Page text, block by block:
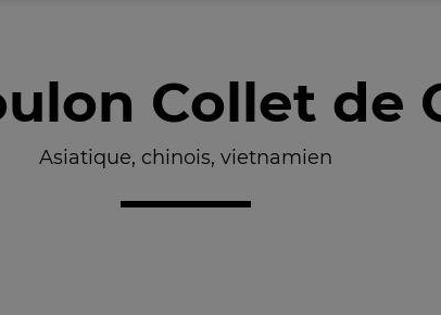
Collet de
Asiatique, chinois, vietnamien